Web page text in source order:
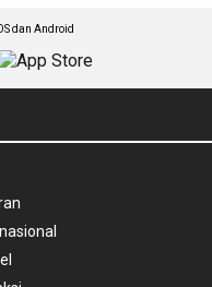
dan Android